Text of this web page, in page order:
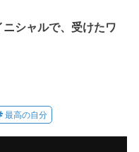
シャルで、受けたワ
最高の自分